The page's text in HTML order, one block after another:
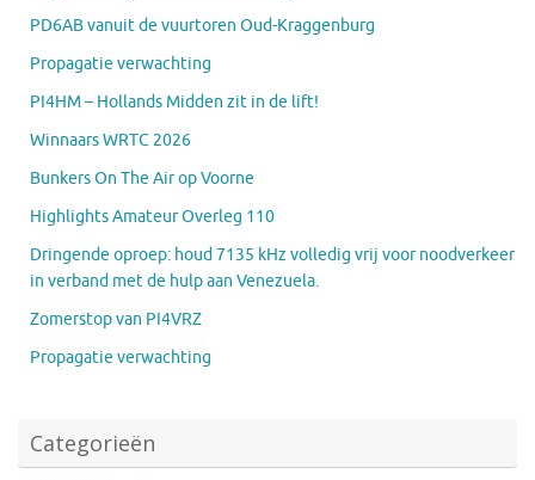
PD6AB vanuit de vuurtoren Oud-Kraggenburg
Propagatie verwachting
PI4HM – Hollands Midden zit in de lift!
Winnaars WRTC 2026
Bunkers On The Air op Voorne
Highlights Amateur Overleg 110
Dringende oproep: houd 7135 kHz volledig vrij voor noodverkeer
in verband met de hulp aan Venezuela.
Zomerstop van PI4VRZ
Propagatie verwachting
Categorieën